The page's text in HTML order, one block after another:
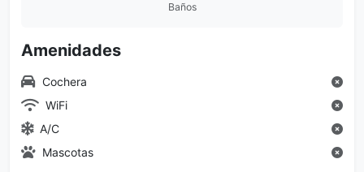
Baños
Amenidades
Cochera
WiFi
A/C
Mascotas